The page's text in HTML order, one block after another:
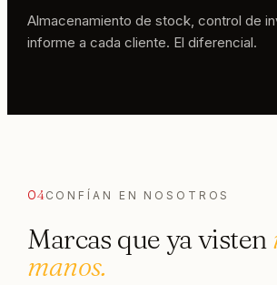
Almacenamiento de stock, control de
informe a cada cliente. El diferencial.
04CONFÍAN EN NOSOTROS
Marcas que ya visten
manos.